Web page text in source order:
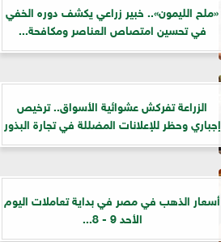
«ملح الليمون».. خبير زراعي يكشف دوره الخفي
في تحسين امتصاص العناصر ومكافحة...
الزراعة تفركش عشوائية الأسواق.. ترخيص
إجباري وحظر للإعلانات المضللة في تجارة البذور
أسعار الذهب في مصر في بداية تعاملات اليوم
الأحد 9 - 8...